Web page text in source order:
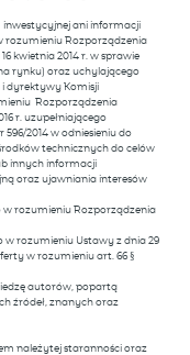
inwestycyjnej ani informacji
rozumieniu Rozporządzenia
kwietnia 2014 r. w sprawie
rynku) oraz uchylającego
i dyrektywy Komisji
Rozporządzenia
r. uzupełniającego
2014 w odniesieniu do
technicznych do celów
innych informacji
oraz ujawniania interesów
rozumieniu Rozporządzenia
rozumieniu Ustawy z dnia 29
w rozumieniu art. 66 §
autorów, popartą
źródeł, znanych oraz
należytej staranności oraz